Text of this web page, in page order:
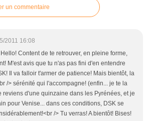
un commentaire
2011 16:08
Content de te retrouver, en pleine forme,
M'est avis que tu n'as pas fini d'en entendre
Il va falloir t'armer de patience! Mais bientôt, la
/> sérénité qui l'accompagne! (enfin... je te la
reviens d'une quinzaine dans les Pyrénées, et je
pour Venise... dans ces conditions, DSK se
/> Tu verras! A bientôt! Bises!